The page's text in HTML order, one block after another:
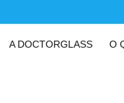
A DOCTORGLASS O